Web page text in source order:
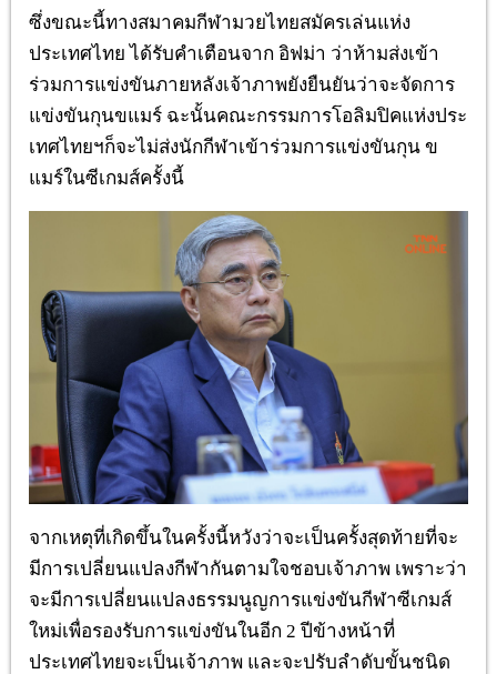
ซึ่งขณะนี้ทางสมาคมกีฬามวยไทยสมัครเล่นแห่ง
ประเทศไทย ได้รับคำเตือนจาก อิฟม่า ว่าห้ามส่งเข้า
ร่วมการแข่งขันภายหลังเจ้าภาพยังยืนยันว่าจะจัดการ
แข่งขันกุนขแมร์ ฉะนั้นคณะกรรมการโอลิมปิคแห่งประ
เทศไทยฯก็จะไม่ส่งนักกีฬาเข้าร่วมการแข่งขันกุน ข
แมร์ในซีเกมส์ครั้งนี้
จากเหตุที่เกิดขึ้นในครั้งนี้หวังว่าจะเป็นครั้งสุดท้ายที่จะ
มีการเปลี่ยนแปลงกีฬากันตามใจชอบเจ้าภาพ เพราะว่า
จะมีการเปลี่ยนแปลงธรรมนูญการแข่งขันกีฬาซีเกมส์
ใหม่เพื่อรองรับการแข่งขันในอีก 2ปีข้างหน้าที่
ประเทศไทยจะเป็นเจ้าภาพ และจะปรับลำดับขั้นชนิด